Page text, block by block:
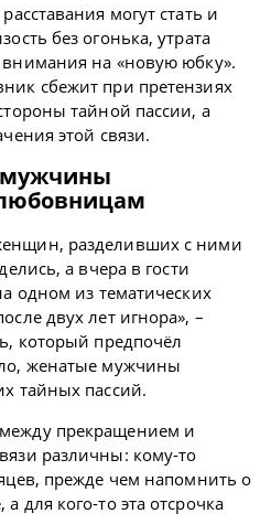
могут стать и
без огонька, утрата
на «новую юбку».
сбежит при претензиях
тайной пассии, а
этой связи.
разделивших с ними
а вчера в гости
одном из тематических
двух лет игнора», –
который предпочёл
женатые мужчины
тайных пассий.
прекращением и
различны: кому-то
прежде чем напомнить о
для кого-то эта отсрочка